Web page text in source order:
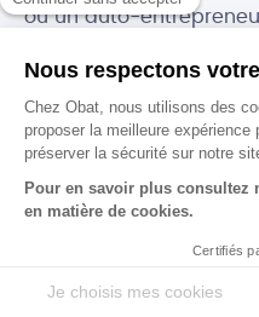
ou un auto-
important.
gratuits qui proposent
intéressantes, ou
Dans cet article, nous
Nous
gestion et la